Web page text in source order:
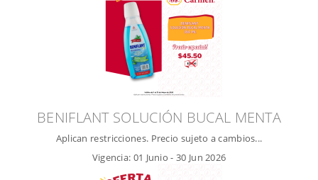
BENIFLANT SOLUCIÓN BUCAL MENTA
Aplican restricciones. Precio sujeto a cambios...
Vigencia: 01 Junio - 30 Jun 2026